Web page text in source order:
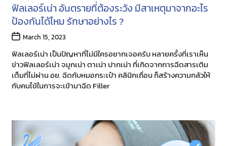
ฟิลเลอร์เน่า อันตรายที่ต้องระวัง มีสาเหตุมาจากอะไร
ป้องกันได้ไหม รักษาอย่างไร ?
Post
date
March 15, 2023
ฟิลเลอร์เน่า เป็นปัญหาที่ไม่มีใครอยากเจอครับ หลายครั้งที่เราเห็น
ข่าวฟิลเลอร์เน่า จมูกเน่า ตาเน่า ปากเน่า ที่เกิดจากการฉีดสารเติม
เต็มที่ไม่ผ่าน อย. ฉีดกับหมอกระเป๋า คลินิกเถื่อน ก็สร้างความกลัวให้
กับคนไข้ในการจะเข้ามาฉีด Filler